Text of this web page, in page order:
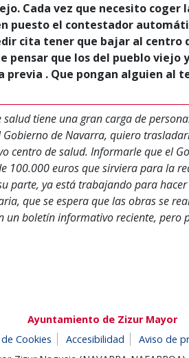
Cada vez que necesito
el contestador
cita tener que bajar al
pensar que los del pueblo
. Que pongan alguien al
tiene una gran carga de
de Navarra, quiero
centro de salud. Informarle que el
euros que sirviera para la
parte, ya está trabajando para
que se espera que las obras se
boletín informativo reciente,
Ayuntamiento de Zizur Mayor
Cookies Accesibilidad Aviso de